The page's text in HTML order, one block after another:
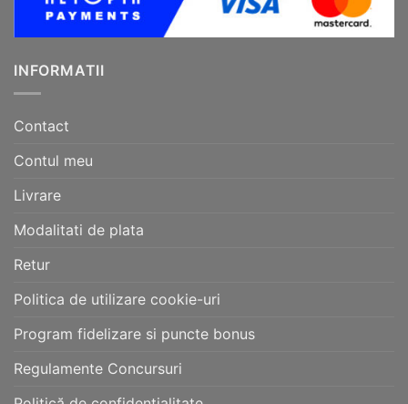
INFORMATII
Contact
Contul meu
Livrare
Modalitati de plata
Retur
Politica de utilizare cookie-uri
Program fidelizare si puncte bonus
Regulamente Concursuri